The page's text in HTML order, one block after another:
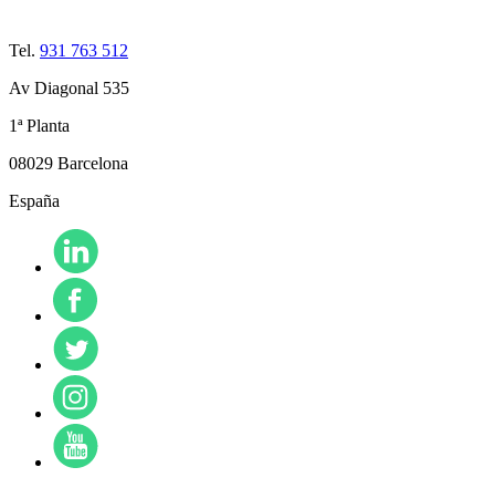
Tel. 931 763 512
Av Diagonal 535
1ª Planta
08029 Barcelona
España